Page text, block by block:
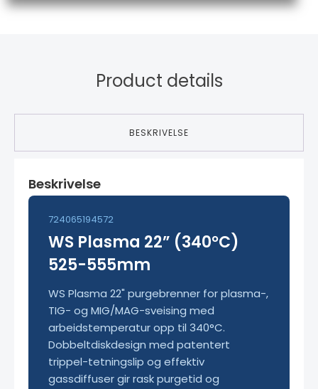
Product details
BESKRIVELSE
Beskrivelse
724065194572
WS Plasma 22” (340°C)
525-555mm
WS Plasma 22" purgebrenner for plasma-,
TIG- og MIG/MAG-sveising med
arbeidstemperatur opp til 340°C.
Dobbeltdiskdesign med patentert
trippel-tetningslip og effektiv
gassdiffuser gir rask purgetid og